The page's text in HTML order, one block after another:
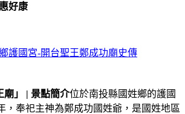
好康
護國宮-開台聖王鄭成功廟史傳
」 | 景點簡介位於南投縣國姓鄉的護國
，奉祀主神為鄭成功國姓爺，是國姓地區